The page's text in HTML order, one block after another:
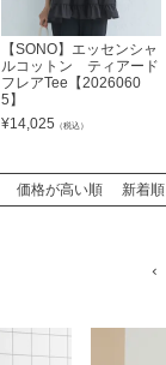
【SONO】エッセンシャ
ルコットン ティアード
フレアTee【2026060
5】
¥14,025 （税込）
価格が高い順 新着順